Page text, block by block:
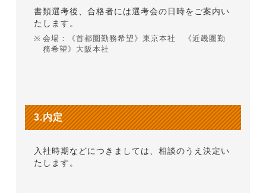
書類選考後、合格者には選考会の日時をご案内い
たします。
会場：《首都圏勤務希望》東京本社 《近畿圏勤
務希望》大阪本社
3.内定
入社時期などにつきましては、相談のうえ決定い
たします。